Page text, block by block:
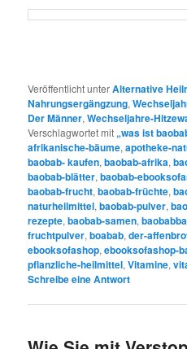
Veröffentlicht unterAlternative
Nahrungsergängzung,
Der Männer,Wechseljahre-
Verschlagwortet mit„was ist
afrikanische-bäume,apotheke-
baobab- kaufen,baobab-afrika,
baobab-blätter,baobab-
baobab-frucht,baobab-früchte,
naturheilmittel,baobab-pulver,
rezepte,baobab-samen,
fruchtpulver,boabab,der-
ebooksofashop,ebooksofashop-
pflanzliche-heilmittel,Vitamine,
Schreibe eine Antwort